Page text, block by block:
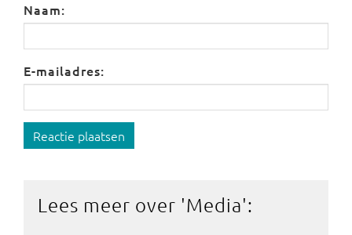
Naam:
E-mailadres:
Reactie plaatsen
Lees meer over 'Media':